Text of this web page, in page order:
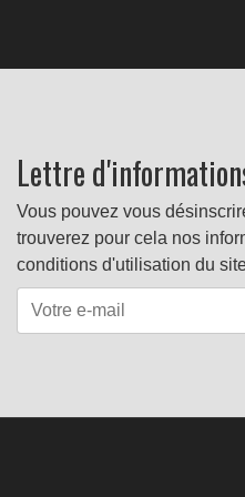
Lettre
Vous pouvez vous
trouverez pour cela nos
conditions d'utilisation du